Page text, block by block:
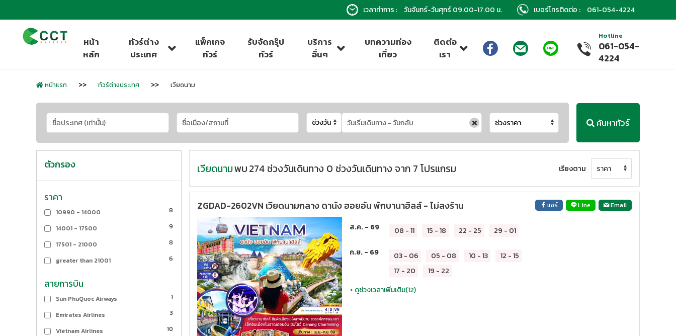
เวลาทำการ : วันจันทร์-วันศุกร์ 09.00-17.00 น. เบอร์โทรติดต่อ : 061-054-4224
หน้า
หลัก
ทัวร์ต่าง
ประเทศ
แพ็คเกจ
ทัวร์
รับจัดกรุ๊ป
ทัวร์
บริการ
อื่นๆ
บทความท่อง
เที่ยว
ติดต่อ
เรา
Hotline
061-054-
4224
หน้าแรก ทัวร์ต่างประเทศ เวียดนาม
ค้นหาทัวร์
ตัวกรอง
ราคา
10990 - 14000
8
14001 - 17500
9
17501 - 21000
8
greater than 21001
6
สายการบิน
Sun PhuQuoc Airways
1
Emirates Airlines
3
Vietnam Airlines
10
เวียดนามพบ274ช่วงวันเดินทาง 0 ช่วงวันเดินทาง จาก 7 โปรแกรม เรียงตาม
ZGDAD-2602VN เวียดนามกลาง ดานัง ฮอยอัน พักบานาฮิลส์ - ไม่ลงร้าน แชร์ Line Email
ส.ค. - 69 08 -11 15 -18 22 - 25 29 - 01
ก.ย. - 69 03- 06 05 - 08 10 -13 12 -15
17 - 20 19 - 22
+ ดูช่วงเวลาเพิ่มเติม(12)